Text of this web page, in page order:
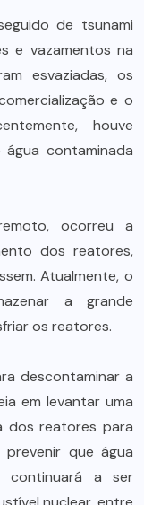
de tsunami
e vazamentos na
esvaziadas, os
e o
houve
contaminada
ocorreu a
dos reatores,
Atualmente, o
a grande
os reatores.
descontaminar a
em levantar uma
dos reatores para
que água
continuará a ser